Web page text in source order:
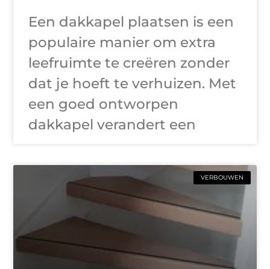
Een dakkapel plaatsen is een
populaire manier om extra
leefruimte te creëren zonder
dat je hoeft te verhuizen. Met
een goed ontworpen
dakkapel verandert een
VERBOUWEN